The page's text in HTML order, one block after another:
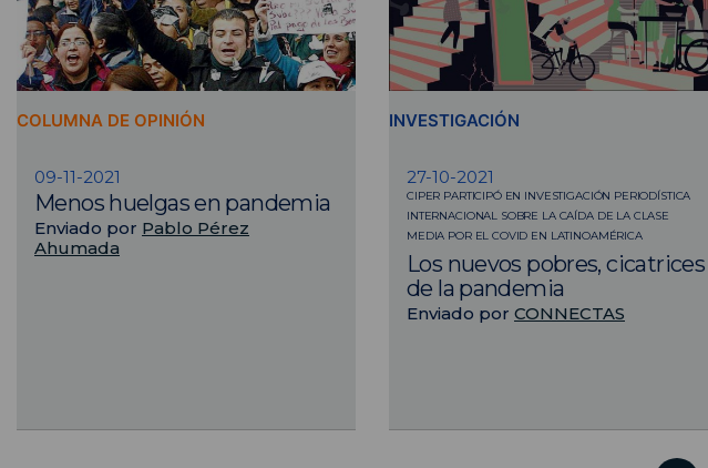
COLUMNA DE OPINIÓN
09-11-2021
Menos huelgas en pandemia
Enviado por Pablo Pérez
Ahumada
INVESTIGACIÓN
27-10-2021
CIPER PARTICIPÓ EN INVESTIGACIÓN PERIODÍSTICA
INTERNACIONAL SOBRE LA CAÍDA DE LA CLASE
MEDIA POR EL COVID EN LATINOAMÉRICA
Los nuevos pobres, cicatrices
de la pandemia
Enviado por CONNECTAS